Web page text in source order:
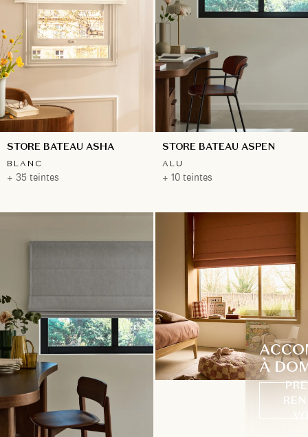
STORE BATEAU ASHA
BLANC
+ 35 teintes
STORE BATEAU ASPEN
ALU
+ 10 teintes
À